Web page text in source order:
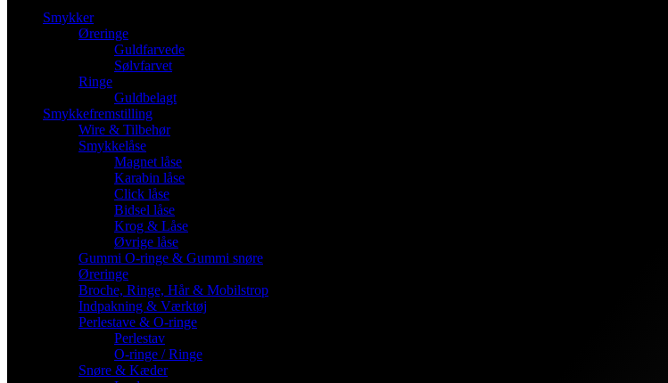
Smykker
Øreringe
Guldfarvede
Sølvfarvet
Ringe
Guldbelagt
Smykkefremstilling
Wire & Tilbehør
Smykkelåse
Magnet låse
Karabin låse
Click låse
Bidsel låse
Krog & Låse
Øvrige låse
Gummi O-ringe & Gummi snøre
Øreringe
Broche, Ringe, Hår & Mobilstrop
Indpakning & Værktøj
Perlestave & O-ringe
Perlestav
O-ringe / Ringe
Snøre & Kæder